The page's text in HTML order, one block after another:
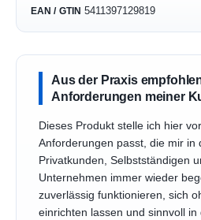
EAN / GTIN 5411397129819
Aus der Praxis
Anforderungen meiner
Dieses Produkt stelle ich hier
Anforderungen passt, die mir in
Privatkunden, Selbstständigen
Unternehmen immer wieder
zuverlässig funktionieren, sich
einrichten lassen und sinnvoll